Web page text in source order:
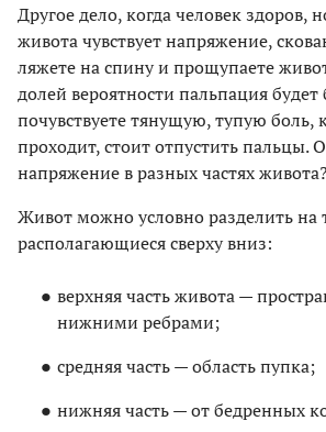
Другое дело, когда человек здоров,
живота чувствует напряжение,
ляжете на спину и прощупаете
долей вероятности пальпация
почувствуете тянущую, тупую боль,
проходит, стоит отпустить пальцы.
напряжение в разных частях живота?
Живот можно условно разделить на
располагающиеся сверху вниз:
верхняя часть живота —
нижними ребрами;
средняя часть — область пупка;
нижняя часть — от бедренных